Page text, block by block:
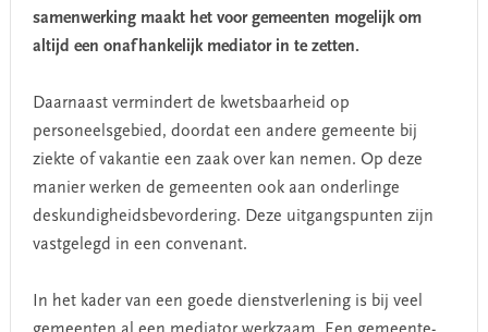
samenwerking maakt het voor gemeenten mogelijk om
altijd een onafhankelijk mediator in te zetten.
Daarnaast vermindert de kwetsbaarheid op
personeelsgebied, doordat een andere gemeente bij
ziekte of vakantie een zaak over kan nemen. Op deze
manier werken de gemeenten ook aan onderlinge
deskundigheidsbevordering. Deze uitgangspunten zijn
vastgelegd in een convenant.
In het kader van een goede dienstverlening is bij veel